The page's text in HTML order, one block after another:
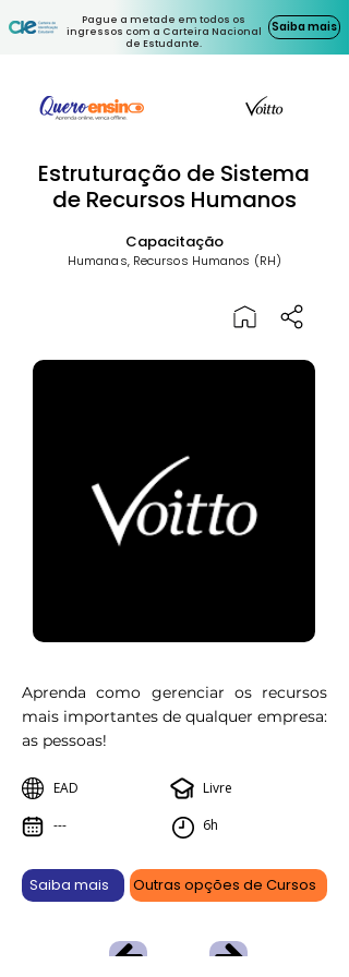
Pague a metade em todos os
ingressos com a Carteira Nacional
de Estudante.
Saiba mais
Estruturação de Sistema
de Recursos Humanos
Capacitação
Humanas, Recursos Humanos (RH)
Aprenda como gerenciar os recursos
mais importantes de qualquer empresa:
as pessoas!
EAD
---
Livre
6h
Saiba mais Outras opções de Cursos